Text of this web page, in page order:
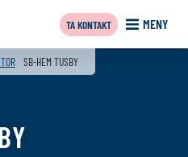
MENY
TA KONTAKT
SB-HEM TUSBY